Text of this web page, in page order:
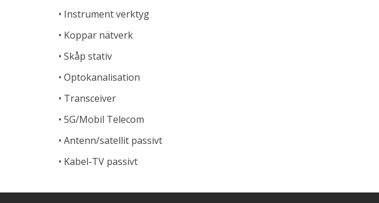
Instrument verktyg
Koppar nätverk
Skåp stativ
Optokanalisation
Transceiver
5G/Mobil Telecom
Antenn/satellit passivt
Kabel-TV passivt